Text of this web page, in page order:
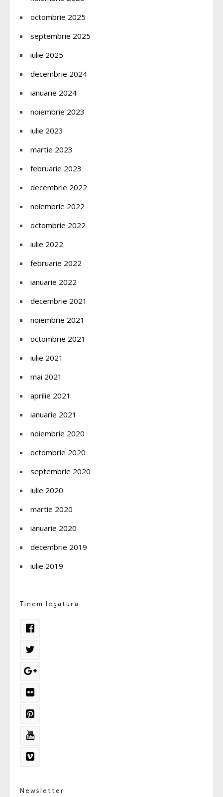
octombrie 2025
septembrie 2025
iulie 2025
decembrie 2024
ianuarie 2024
noiembrie 2023
iulie 2023
martie 2023
februarie 2023
decembrie 2022
noiembrie 2022
octombrie 2022
iulie 2022
februarie 2022
ianuarie 2022
decembrie 2021
noiembrie 2021
octombrie 2021
iulie 2021
mai 2021
aprilie 2021
ianuarie 2021
noiembrie 2020
octombrie 2020
septembrie 2020
iulie 2020
martie 2020
ianuarie 2020
decembrie 2019
iulie 2019
Tinem legatura
Newsletter